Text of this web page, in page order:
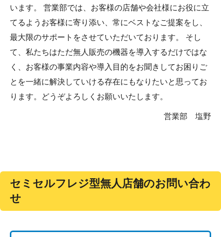
います。 営業部では、お客様の店舗や会社様にお役に立
てるようお客様に寄り添い、常にベストなご提案をし、
最大限のサポートをさせていただいております。 そし
て、私たちはただ無人販売の機器を導入するだけではな
く、お客様の事業内容や導入目的をお聞きしてお困りご
とを一緒に解決していける存在にもなりたいと思ってお
ります。どうぞよろしくお願いいたします。
営業部 塩野
セミセルフレジ型無人店舗のお問い合わ
せ